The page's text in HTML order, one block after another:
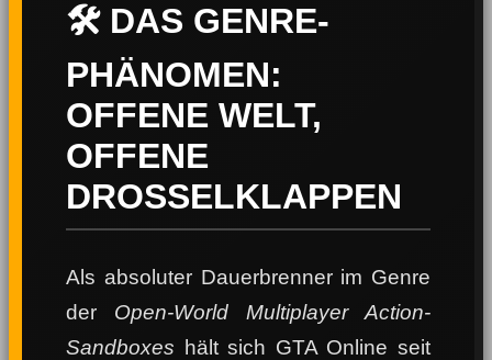
🛠️ DAS GENRE-
PHÄNOMEN:
OFFENE WELT,
OFFENE
DROSSELKLAPPEN
Als absoluter Dauerbrenner im Genre
der Open-World Multiplayer Action-
Sandboxes hält sich GTA Online seit